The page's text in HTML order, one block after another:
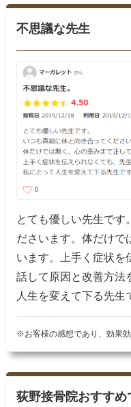
不思議な先生
とても優しい先生です
ださいます。体だけで
います。上手く症状を
話して原因と改善方法
人生を変えて下る先生
※お客様の感想であり、効果
荻野接骨院おすすめ